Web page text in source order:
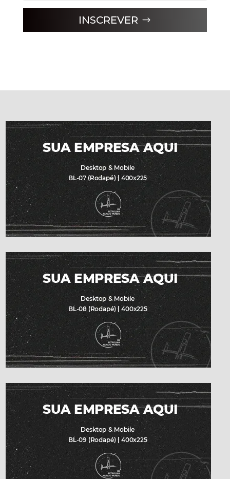
INSCREVER